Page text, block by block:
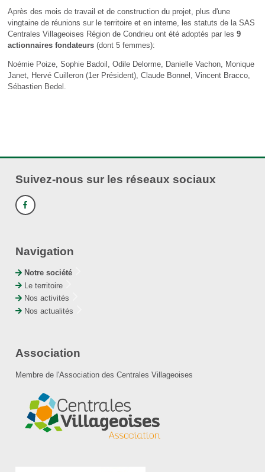
Après des mois de travail et de construction du projet, plus d'une
vingtaine de réunions sur le territoire et en interne, les statuts de la SAS
Centrales Villageoises Région de Condrieu ont été adoptés par les 9
actionnaires fondateurs (dont 5 femmes):
Noémie Poize, Sophie Badoil, Odile Delorme, Danielle Vachon, Monique
Janet, Hervé Cuilleron (1er Président), Claude Bonnel, Vincent Bracco,
Sébastien Bedel.
Suivez-nous sur les réseaux sociaux
Navigation
Notre société
Le territoire
Nos activités
Nos actualités
Association
Membre de l'Association des Centrales Villageoises